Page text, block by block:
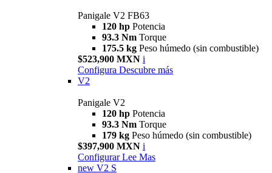
Panigale V2 FB63
120 hp Potencia
93.3 Nm Torque
175.5 kg Peso húmedo (sin combustible)
$523,900 MXN i
Configura Descubre más
V2
Panigale V2
120 hp Potencia
93.3 Nm Torque
179 kg Peso húmedo (sin combustible)
$397,900 MXN i
Configurar Lee Mas
new V2 S